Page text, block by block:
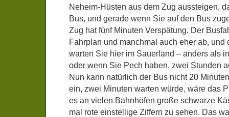
Neheim-Hüsten aus dem Zug aussteigen,
Bus, und gerade wenn Sie auf den Bus
Zug hat fünf Minuten Verspätung. Der
Fahrplan und manchmal auch eher ab, und
warten Sie hier im Sauerland – anders als
oder wenn Sie Pech haben, zwei Stunden
Nun kann natürlich der Bus nicht 20
ein, zwei Minuten warten würde, wäre das
es an vielen Bahnhöfen große schwarze
mal rote einstellige Ziffern zu sehen. Das